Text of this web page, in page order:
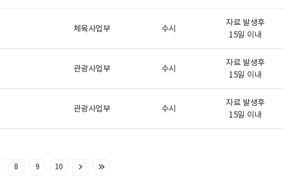
체육사업부 수시
자료 발생후
15일 이내
관광사업부 수시
자료 발생후
15일 이내
관광사업부 수시
자료 발생후
15일 이내
8 9 10
다
마